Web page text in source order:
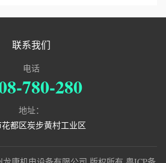
联系我们
电话
780-280
地址：
都区炭步黄村工业区